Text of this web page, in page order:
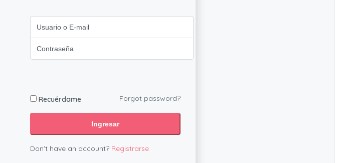
Recuérdame Forgot password?
Ingresar
Don't have an account? Registrarse